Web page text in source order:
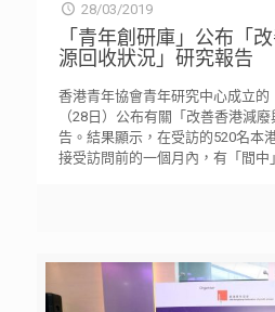
28/03/2019
「青年創研庫」公布「
源回收狀況」研究報告
香港青年協會青年研究中心成立的
（28日）公布有關「改善香港減
告。結果顯示，在受訪的520名本
接受訪問前的一個月內，有「間中